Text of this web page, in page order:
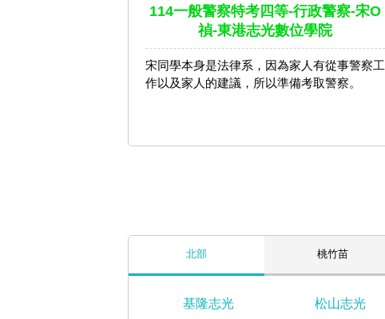
114一般警察特考四等-行政警察-宋O
禎-東港志光數位學院
宋同學本身是法律系，因為家人有從事警察工
作以及家人的建議，所以準備考取警察。
北部 桃竹苗
基隆志光 松山志光